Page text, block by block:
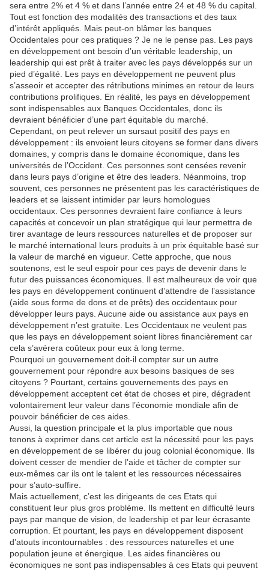
sera entre 2% et 4 % et dans l’année entre 24 et 48 % du capital.
Tout est fonction des modalités des transactions et des taux
d’intérêt appliqués. Mais peut-on blâmer les banques
Occidentales pour ces pratiques ? Je ne le pense pas. Les pays
en développement ont besoin d’un véritable leadership, un
leadership qui est prêt à traiter avec les pays développés sur un
pied d’égalité. Les pays en développement ne peuvent plus
s’asseoir et accepter des rétributions minimes en retour de leurs
contributions prolifiques. En réalité, les pays en développement
sont indispensables aux Banques Occidentales, donc ils
devraient bénéficier d’une part équitable du marché.
Cependant, on peut relever un sursaut positif des pays en
développement : ils envoient leurs citoyens se former dans divers
domaines, y compris dans le domaine économique, dans les
universités de l’Occident. Ces personnes sont censées revenir
dans leurs pays d’origine et être des leaders. Néanmoins, trop
souvent, ces personnes ne présentent pas les caractéristiques de
leaders et se laissent intimider par leurs homologues
occidentaux. Ces personnes devraient faire confiance à leurs
capacités et concevoir un plan stratégique qui leur permettra de
tirer avantage de leurs ressources naturelles et de proposer sur
le marché international leurs produits à un prix équitable basé sur
la valeur de marché en vigueur. Cette approche, que nous
soutenons, est le seul espoir pour ces pays de devenir dans le
futur des puissances économiques. Il est malheureux de voir que
les pays en développement continuent d’attendre de l’assistance
(aide sous forme de dons et de prêts) des occidentaux pour
développer leurs pays. Aucune aide ou assistance aux pays en
développement n’est gratuite. Les Occidentaux ne veulent pas
que les pays en développement soient libres financièrement car
cela s’avérera coûteux pour eux à long terme.
Pourquoi un gouvernement doit-il compter sur un autre
gouvernement pour répondre aux besoins basiques de ses
citoyens ? Pourtant, certains gouvernements des pays en
développement acceptent cet état de choses et pire, dégradent
volontairement leur valeur dans l’économie mondiale afin de
pouvoir bénéficier de ces aides.
Aussi, la question principale et la plus importable que nous
tenons à exprimer dans cet article est la nécessité pour les pays
en développement de se libérer du joug colonial économique. Ils
doivent cesser de mendier de l’aide et tâcher de compter sur
eux-mêmes car ils ont le talent et les ressources nécessaires
pour s’auto-suffire.
Mais actuellement, c’est les dirigeants de ces Etats qui
constituent leur plus gros problème. Ils mettent en difficulté leurs
pays par manque de vision, de leadership et par leur écrasante
corruption. Et pourtant, les pays en développement disposent
d’atouts incontournables : des ressources naturelles et une
population jeune et énergique. Les aides financières ou
économiques ne sont pas indispensables à ces Etats qui peuvent